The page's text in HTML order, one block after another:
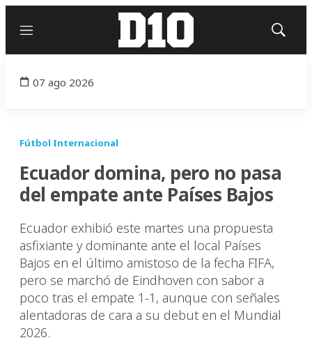
Menú
Mostrar
07 ago 2026
Fútbol Internacional
Ecuador domina, pero no pasa
del empate ante Países Bajos
Ecuador exhibió este martes una propuesta
asfixiante y dominante ante el local Países
Bajos en el último amistoso de la fecha FIFA,
pero se marchó de Eindhoven con sabor a
poco tras el empate 1-1, aunque con señales
alentadoras de cara a su debut en el Mundial
2026.